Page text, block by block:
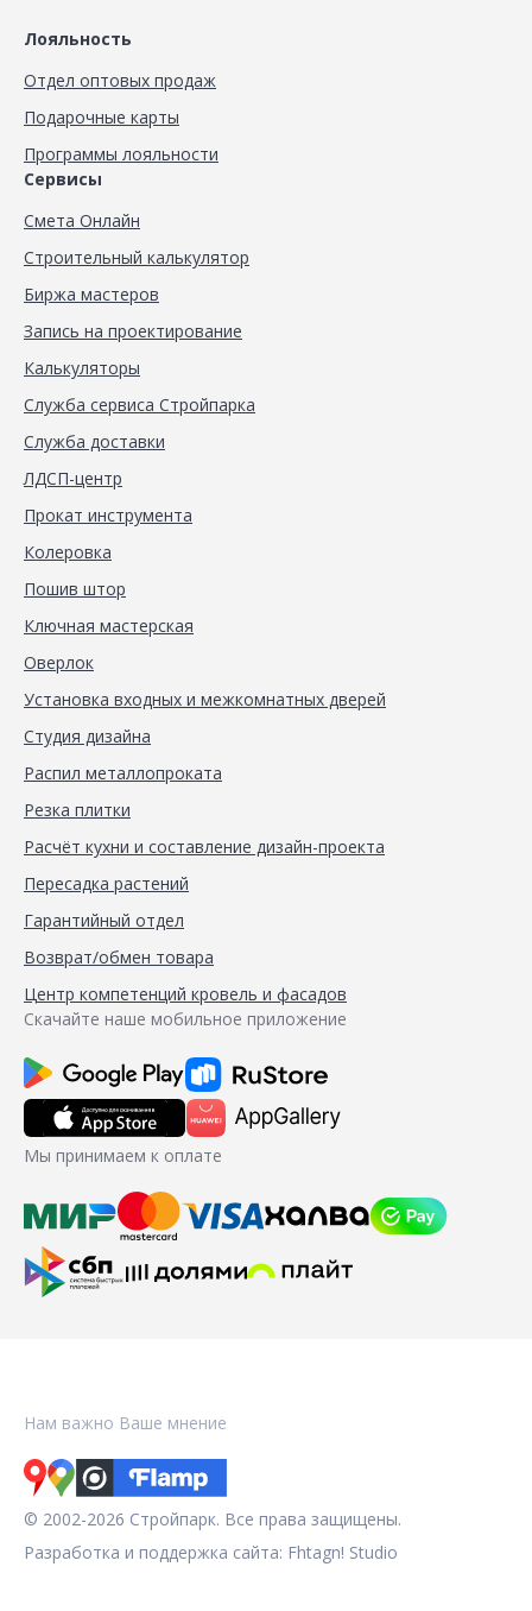
Лояльность
Отдел оптовых продаж
Подарочные карты
Программы лояльности
Сервисы
Смета Онлайн
Строительный калькулятор
Биржа мастеров
Запись на проектирование
Калькуляторы
Служба сервиса Стройпарка
Служба доставки
ЛДСП-центр
Прокат инструмента
Колеровка
Пошив штор
Ключная мастерская
Оверлок
Установка входных и межкомнатных дверей
Студия дизайна
Распил металлопроката
Резка плитки
Расчёт кухни и составление дизайн-проекта
Пересадка растений
Гарантийный отдел
Возврат/обмен товара
Центр компетенций кровель и фасадов
Скачайте наше мобильное приложение
Мы принимаем к оплате
Нам важно Ваше мнение
© 2002-2026 Стройпарк. Все права защищены.
Разработка и поддержка сайта: Fhtagn! Studio